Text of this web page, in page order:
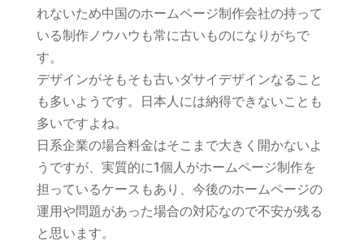
れないため中国のホームページ制作会社の持って
いる制作ノウハウも常に古いものになりがちで
す。
デザインがそもそも古いダサイデザインなること
も多いようです。日本人には納得できないことも
多いですよね。
日系企業の場合料金はそこまで大きく開かないよ
うですが、実質的に1個人がホームページ制作を
担っているケースもあり、今後のホームページの
運用や問題があった場合の対応なので不安が残る
と思います。